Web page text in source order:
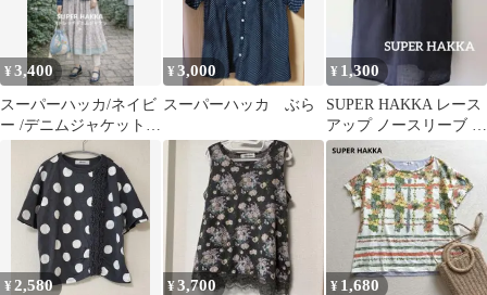
¥3,400
スーパーハッカ/ネイビ
ー /デニムジャケット /
ジッパー付/ストレッチ/
極美品
¥3,000
スーパーハッカ ぶら
¥ 1,300
SUPER HAKKA レース
アップ ノースリーブ ブ
ラウス
¥2,580 ¥3,700 ¥ 1,680